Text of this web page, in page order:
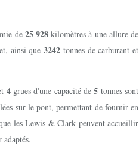
de 25 928kilomètres à une allure de
ainsi que 3242 tonnes de carburant et
4 grues d'une capacité de5 tonnes sont
sur le pont, permettant de fournir en
les Lewis & Clark peuvent accueillir